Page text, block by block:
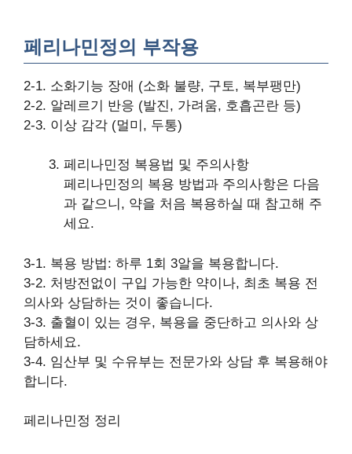
페리나민정의 부작용
2-1. 소화기능 장애 (소화 불량, 구토, 복부팽만)
2-2. 알레르기 반응 (발진, 가려움, 호흡곤란 등)
2-3. 이상 감각 (멀미, 두통)
페리나민정 복용법 및 주의사항
페리나민정의 복용 방법과 주의사항은 다음
과 같으니, 약을 처음 복용하실 때 참고해 주
세요.
3-1. 복용 방법: 하루 1회 3알을 복용합니다.
3-2. 처방전없이 구입 가능한 약이나, 최초 복용 전
의사와 상담하는 것이 좋습니다.
3-3. 출혈이 있는 경우, 복용을 중단하고 의사와 상
담하세요.
3-4. 임산부 및 수유부는 전문가와 상담 후 복용해야
합니다.
페리나민정 정리